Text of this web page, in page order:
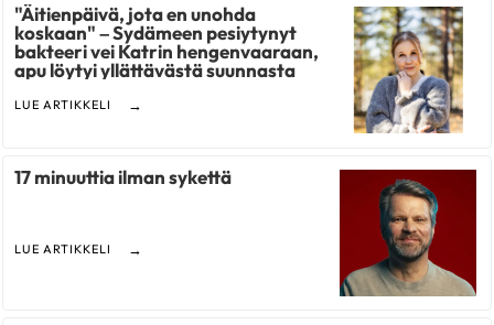
"Äitienpäivä, jota en unohda
koskaan" – Sydämeen pesiytynyt
bakteeri vei Katrin hengenvaaraan,
apu löytyi yllättävästä suunnasta‌
LUE ARTIKKELI
17 minuuttia ilman sykettä
LUE ARTIKKELI